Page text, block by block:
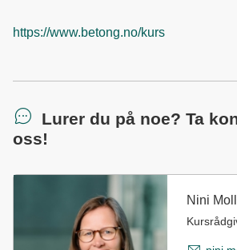
https://www.betong.no/kurs
Lurer du på noe? Ta
oss!
Nini